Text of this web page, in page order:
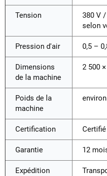
Tension
380 V
selon
Pression d'air 0,5 –
Dimensions
de la machine
2 500
Poids de la
machine
Certification Certifié
Garantie 12
Expédition